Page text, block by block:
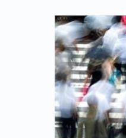
Link identifier archive #link-archive-thumb-soap-84600